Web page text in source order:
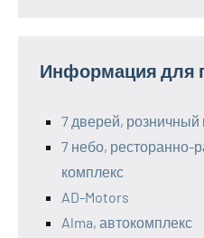
Информация для
7 дверей, розничный
7 небо, ресторанно-
комплекс
AD-Motors
Alma, автокомплекс